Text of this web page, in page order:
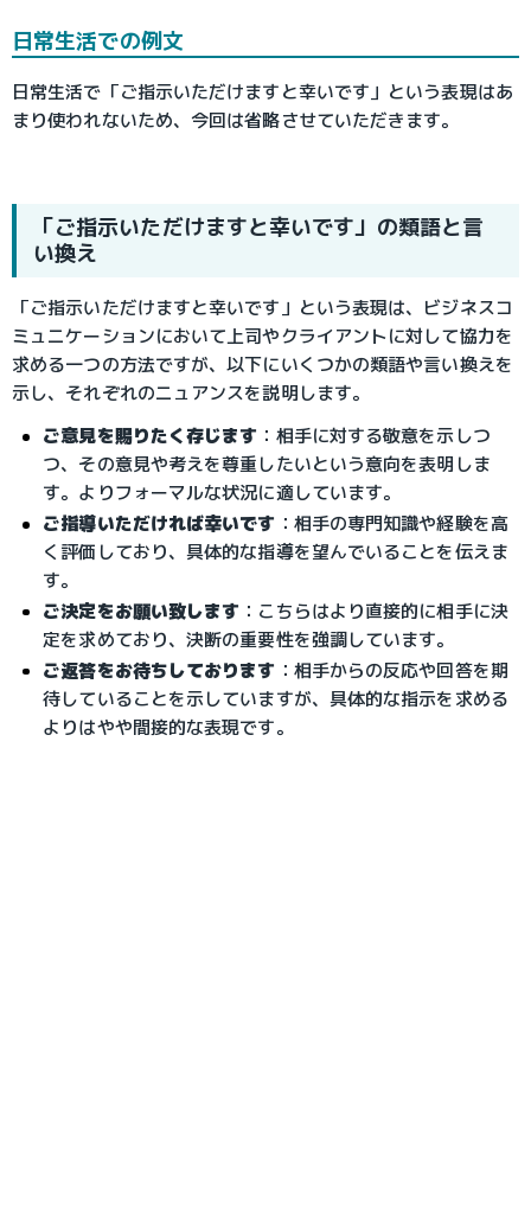
日常生活での例文
日常生活で「ご指示いただけますと幸いです」という表現はあ
まり使われないため、今回は省略させていただきます。
「ご指示いただけますと幸いです」の類語と言
い換え
「ご指示いただけますと幸いです」という表現は、ビジネスコ
ミュニケーションにおいて上司やクライアントに対して協力を
求める一つの方法ですが、以下にいくつかの類語や言い換えを
示し、それぞれのニュアンスを説明します。
ご意見を賜りたく存じます ：相手に対する敬意を示しつ
つ、その意見や考えを尊重したいという意向を表明しま
す。よりフォーマルな状況に適しています。
ご指導いただければ幸いです ：相手の専門知識や経験を高
く評価しており、具体的な指導を望んでいることを伝えま
す。
ご決定をお願い致します ：こちらはより直接的に相手に決
定を求めており、決断の重要性を強調しています。
ご返答をお待ちしております ： 相手からの反応や回答を期
待していることを示していますが、具体的な指示を求める
よりはやや間接的な表現です。